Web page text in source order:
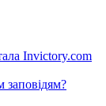
Invictory.com
заповідям?